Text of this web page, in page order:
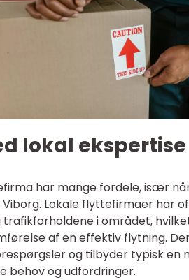
lokal ekspertise
har mange fordele, især
Lokale flyttefirmaer har
i området,
af en effektiv flytning.
og tilbyder typisk en
behov og udfordringer.